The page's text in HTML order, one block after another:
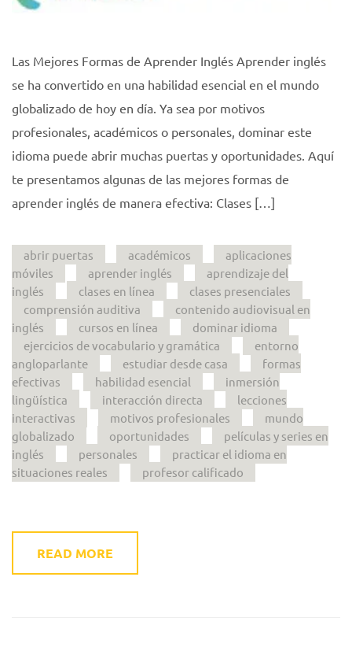
Las Mejores Formas de Aprender Inglés Aprender inglés
se ha convertido en una habilidad esencial en el mundo
globalizado de hoy en día. Ya sea por motivos
profesionales, académicos o personales, dominar este
idioma puede abrir muchas puertas y oportunidades. Aquí
te presentamos algunas de las mejores formas de
aprender inglés de manera efectiva: Clases […]
abrir puertas académicos
aplicaciones
móviles
aprender inglés
aprendizaje del
inglés
clases en línea
clases presenciales
comprensión auditiva
contenido audiovisual en
inglés
cursos en línea
dominar idioma
ejercicios de vocabulario y gramática
entorno
angloparlante
estudiar desde casa
formas
efectivas
habilidad esencial
inmersión
lingüística
interacción directa
lecciones
interactivas
motivos profesionales
mundo
globalizado
oportunidades
películas y series en
inglés
personales
practicar el idioma en
situaciones reales
profesor calificado
READ MORE